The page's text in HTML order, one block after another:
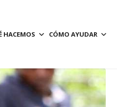
HACEMOS CÓMO AYUDAR